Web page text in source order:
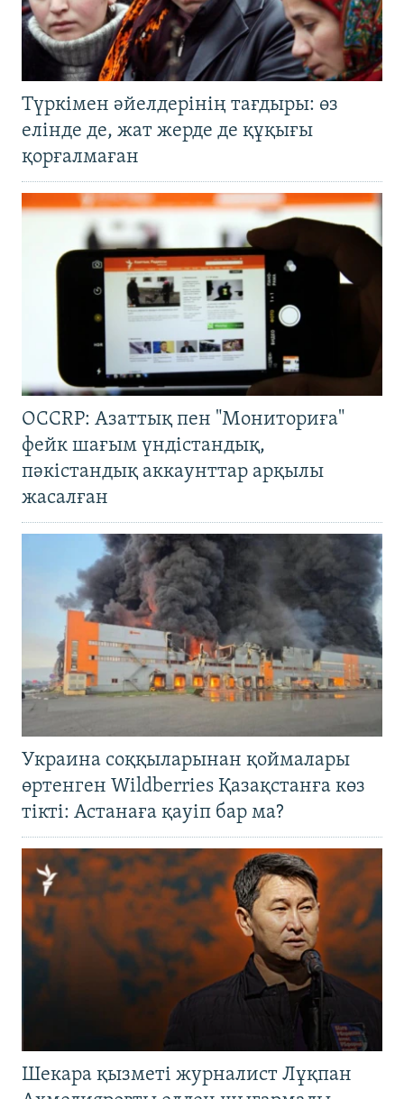
Түркімен әйелдерінің тағдыры: өз
елінде де, жат жерде де құқығы
қорғалмаған
OCCRP: Азаттық пен "Мониториға"
фейк шағым үндістандық,
пәкістандық аккаунттар арқылы
жасалған
Украина соққыларынан қоймалары
өртенген Wildberries Қазақстанға көз
тікті: Астанаға қауіп бар ма?
Шекара қызметі журналист Лұқпан